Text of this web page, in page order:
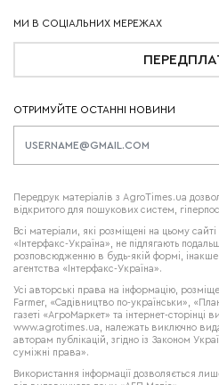
ОТРИМУЙТЕ ОСТАННІ НОВИНИ
Передрук матеріалів з AgroTimes.ua
відкритого для пошукових систем,
Всі матеріали, які розміщені на цьому
«Інтерфакс-Україна», не підлягають
розповсюдженню в будь-якій формі,
агентства «Інтерфакс-Україна».
Усі авторські права на інформацію,
Farmer , «Садівництво по-українськи»,
газеті «АгроМаркет» та інтернет-сторінці
www.agrotimes.ua,
належать виключно
авторам публікацій, згідно із Законом
суміжні права».
Використання інформації дозволяється